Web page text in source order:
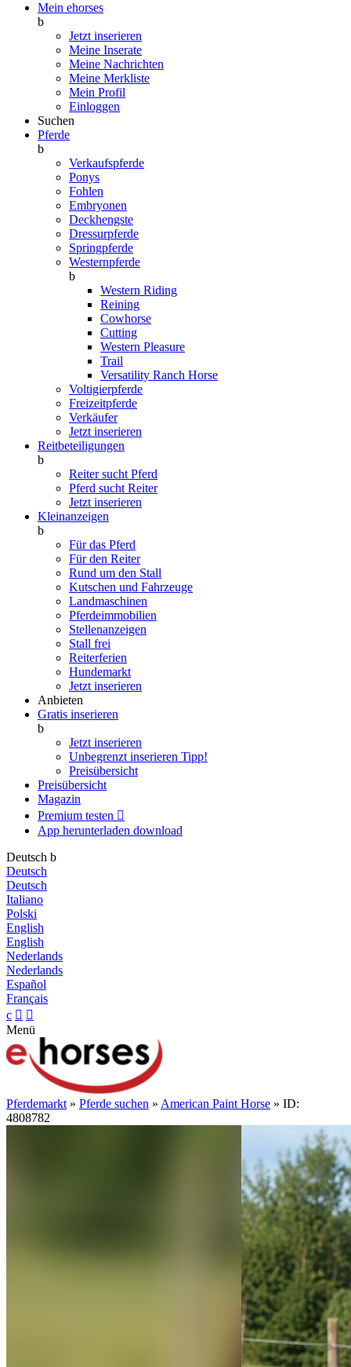
Mein ehorses
b
Jetzt inserieren
Meine Inserate
Meine Nachrichten
Meine Merkliste
Mein Profil
Einloggen
Suchen
Pferde
b
Verkaufspferde
Ponys
Fohlen
Embryonen
Deckhengste
Dressurpferde
Springpferde
Westernpferde
b
Western Riding
Reining
Cowhorse
Cutting
Western Pleasure
Trail
Versatility Ranch Horse
Voltigierpferde
Freizeitpferde
Verkäufer
Jetzt inserieren
Reitbeteiligungen
b
Reiter sucht Pferd
Pferd sucht Reiter
Jetzt inserieren
Kleinanzeigen
b
Für das Pferd
Für den Reiter
Rund um den Stall
Kutschen und Fahrzeuge
Landmaschinen
Pferdeimmobilien
Stellenanzeigen
Stall frei
Reiterferien
Hundemarkt
Jetzt inserieren
Anbieten
Gratis inserieren
b
Jetzt inserieren
Unbegrenzt inserieren Tipp!
Preisübersicht
Preisübersicht
Magazin
Premium testen 
App herunterladen download
Deutsch b
Deutsch
Deutsch
Italiano
Polski
English
English
Nederlands
Nederlands
Español
Français
c  
Menü
Pferdemarkt » Pferde suchen » American Paint Horse » ID:
4808782